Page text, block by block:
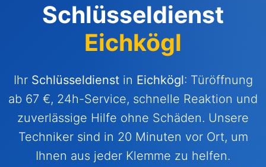
Schlüsseldienst
Eichkögl
Ihr Schlüsseldienstin Eichkögl: Türöffnung
ab 67 €, 24h-Service, schnelle Reaktion und
zuverlässige Hilfe ohne Schäden. Unsere
Techniker sind in 20 Minuten vor Ort, um
Ihnen aus jeder Klemme zu helfen.